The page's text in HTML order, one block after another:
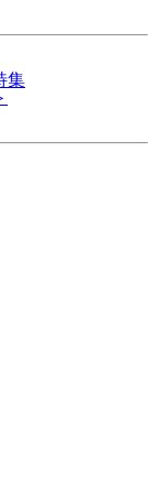
集